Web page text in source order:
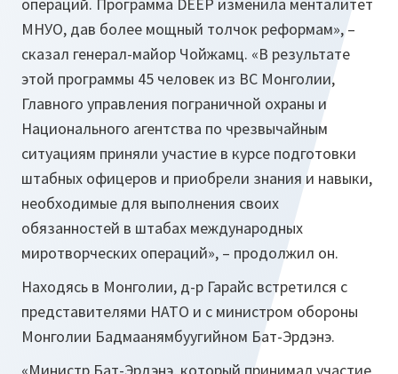
операций. Программа DEEP изменила менталитет
МНУО, дав более мощный толчок реформам», –
сказал генерал-майор Чойжамц. «В результате
этой программы 45 человек из ВС Монголии,
Главного управления пограничной охраны и
Национального агентства по чрезвычайным
ситуациям приняли участие в курсе подготовки
штабных офицеров и приобрели знания и навыки,
необходимые для выполнения своих
обязанностей в штабах международных
миротворческих операций», – продолжил он.
Находясь в Монголии, д-р Гарайс встретился с
представителями НАТО и с министром обороны
Монголии Бадмаанямбуугийном Бат-Эрдэнэ.